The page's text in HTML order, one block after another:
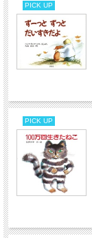
PICK UP
PICK UP